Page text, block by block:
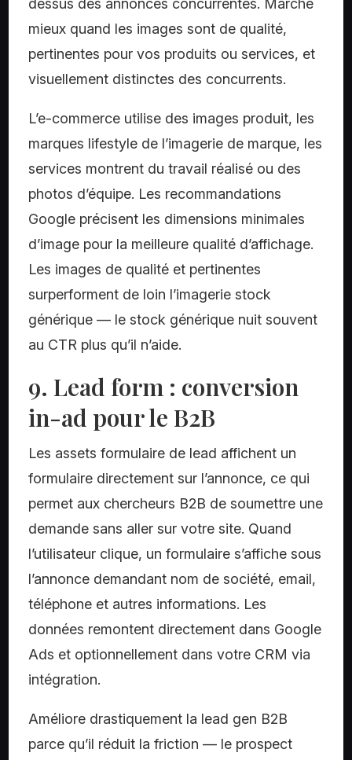
dessus des annonces concurrentes. Marche
mieux quand les images sont de qualité,
pertinentes pour vos produits ou services, et
visuellement distinctes des concurrents.
L’e-commerce utilise des images produit, les
marques lifestyle de l’imagerie de marque, les
services montrent du travail réalisé ou des
photos d’équipe. Les recommandations
Google précisent les dimensions minimales
d’image pour la meilleure qualité d’affichage.
Les images de qualité et pertinentes
surperforment de loin l’imagerie stock
générique — le stock générique nuit souvent
au CTR plus qu’il n’aide.
9. Lead form : conversion
in-ad pour le B2B
Les assets formulaire de lead affichent un
formulaire directement sur l’annonce, ce qui
permet aux chercheurs B2B de soumettre une
demande sans aller sur votre site. Quand
l’utilisateur clique, un formulaire s’affiche sous
l’annonce demandant nom de société, email,
téléphone et autres informations. Les
données remontent directement dans Google
Ads et optionnellement dans votre CRM via
intégration.
Améliore drastiquement la lead gen B2B
parce qu’il réduit la friction — le prospect